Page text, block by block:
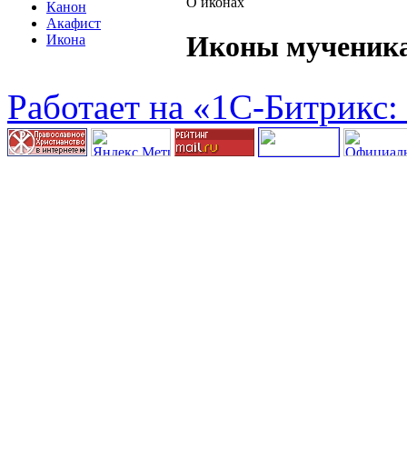
Канон
Акафист
Икона
Иконы
Работает на «1С-